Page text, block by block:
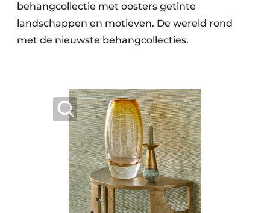
behangcollectie met oosters getinte
landschappen en motieven. De wereld rond
met de nieuwste behangcollecties.